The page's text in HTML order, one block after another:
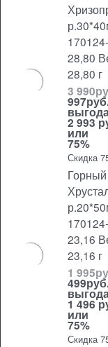
28,80
28,80 г
3 990
997
2 993
или
75%
Скидка
Горный
23,16
23,16 г
1 995
499
1 496
или
75%
Скидка